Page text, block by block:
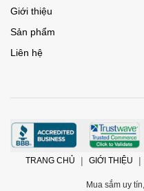
Giới thiệu
Sản phẩm
Liên hệ
TRANG CHỦ GIỚI THIỆU
Mua sắm uy